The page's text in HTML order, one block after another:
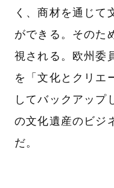
く、商材を通じて
ができる。そのた
視される。欧州委
を「文化とクリエ
してバックアップ
の文化遺産のビジ
だ。